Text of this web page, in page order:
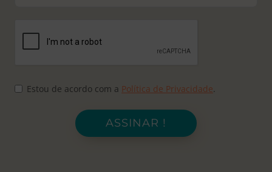
Estou de acordo com a Política de Privacidade.
ASSINAR !